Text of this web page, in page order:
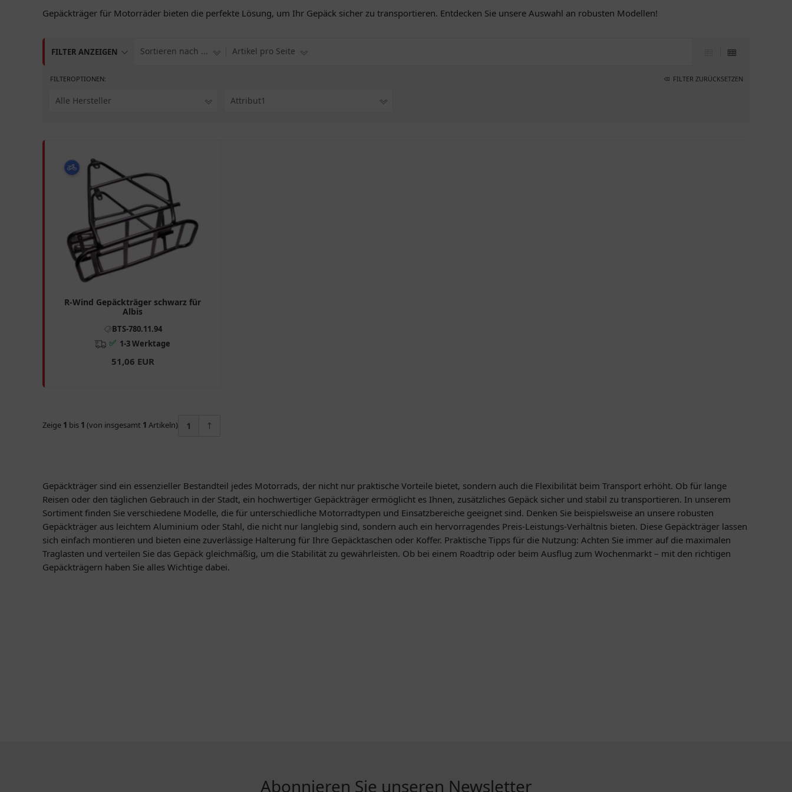
Gepäckträger für Motorräder bieten die perfekte Lösung, um Ihr Gepäck sicher zu transportieren. Entdecken Sie unsere Auswahl an robusten Modellen!
FILTER ANZEIGEN Sortieren nach ... Artikel pro Seite
FILTEROPTIONEN: FILTER ZURÜCKSETZEN
Alle Hersteller Attribut1
R-Wind Gepäckträger schwarz für
Albis
BTS-780.11.94
✅ 1-3 Werktage
51,06 EUR
Zeige 1 bis 1 (von insgesamt 1 Artikeln) 1
Gepäckträger sind ein essenzieller Bestandteil jedes Motorrads, der nicht nur praktische Vorteile bietet, sondern auch die Flexibilität beim Transport erhöht. Ob für lange
Reisen oder den täglichen Gebrauch in der Stadt, ein hochwertiger Gepäckträger ermöglicht es Ihnen, zusätzliches Gepäck sicher und stabil zu transportieren. In unserem
Sortiment finden Sie verschiedene Modelle, die für unterschiedliche Motorradtypen und Einsatzbereiche geeignet sind. Denken Sie beispielsweise an unsere robusten
Gepäckträger aus leichtem Aluminium oder Stahl, die nicht nur langlebig sind, sondern auch ein hervorragendes Preis-Leistungs-Verhältnis bieten. Diese Gepäckträger lassen
sich einfach montieren und bieten eine zuverlässige Halterung für Ihre Gepäcktaschen oder Koffer. Praktische Tipps für die Nutzung: Achten Sie immer auf die maximalen
Traglasten und verteilen Sie das Gepäck gleichmäßig, um die Stabilität zu gewährleisten. Ob bei einem Roadtrip oder beim Ausflug zum Wochenmarkt – mit den richtigen
Gepäckträgern haben Sie alles Wichtige dabei.
Abonnieren Sie unseren Newsletter